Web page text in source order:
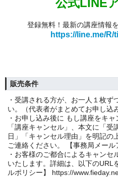
公式LINE
登録無料！最新の講座情報を
https://line.me/R/
販売条件
・受講される方が、お一人１枚ず
い。（代表者がまとめてお申し込
・お申し込み後に もし講座をキ
「講座キャンセル」、本文に「
日」「キャンセル理由」を明記の
ご連絡ください。 【事務局メー
・お客様のご都合によるキャン
いたします。詳細は、以下のURL
ルポリシー】 https://